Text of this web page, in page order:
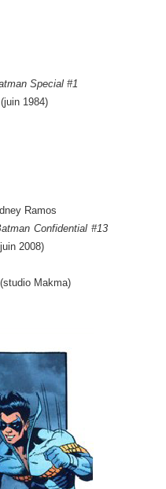
Special #1
(juin 1984)
Ramos
Confidential #13
2008)
Makma)